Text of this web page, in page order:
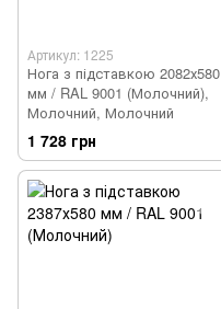
Артикул: 1225
Нога з підставкою 2082х580
мм / RAL 9001 (Молочний),
Молочний, Молочний
1 728 грн